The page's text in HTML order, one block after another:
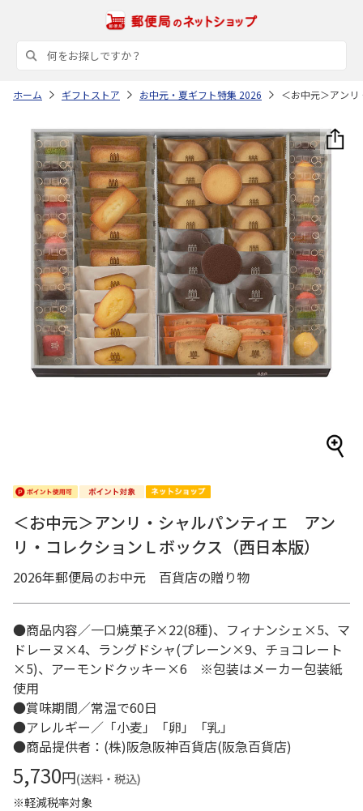
ホーム ギフトストア お中元・夏ギフト特集 2026 ＜お中元＞アン
＜お中元＞アンリ・シャルパンティエ アン
リ・コレクションＬボックス（西日本版）
2026年郵便局のお中元 百貨店の贈り物
●商品内容／一口焼菓子×22(8種)、フィナンシェ×5、マ
ドレーヌ×4、ラングドシャ(プレーン×9、チョコレート
×5)、アーモンドクッキー×6 ※包装はメーカー包装紙
使用
●賞味期間／常温で60日
●アレルギー／「小麦」「卵」「乳」
●商品提供者：(株)阪急阪神百貨店(阪急百貨店)
5,730円(送料・税込)
※軽減税率対象